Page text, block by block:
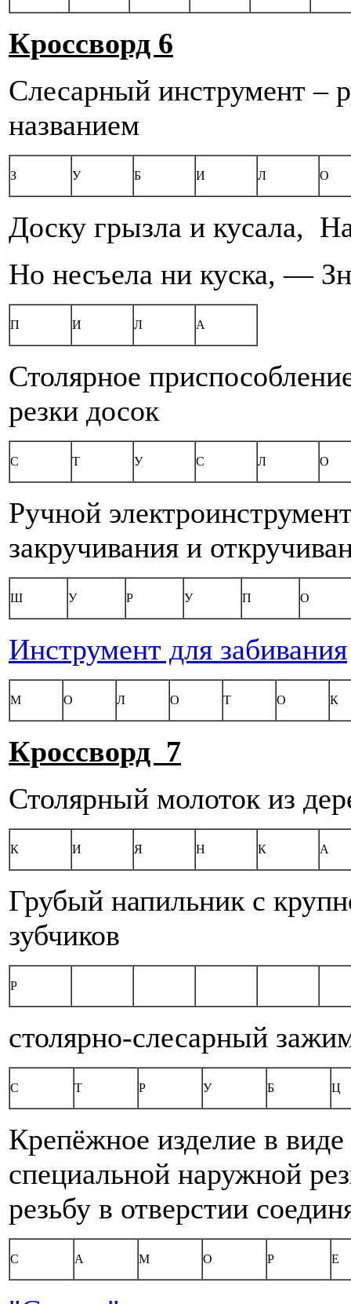
Кроссворд 6
Слесарный инструмент –
названием
З У Б И Л О
Доску грызла и кусала,
Но несъела ни куска, —
П И Л А
Столярное
резки досок
С Т У С Л О
Ручной
закручивания и
Ш У Р У П О
Инструмент для забивания
М О Л О Т О К
Кроссворд 7
Столярный молоток из
К И Я Н К А
Грубый напильник с
зубчиков
Р
столярно-слесарный
С Т Р У Б Ц
Крепёжное изделие в
специальной наружной
резьбу в отверстии
С А М О Р Е